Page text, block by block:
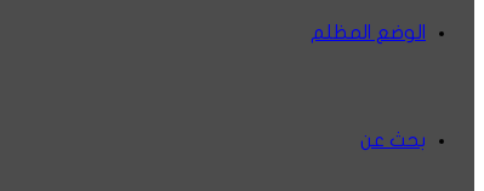
الوضع المظلم
بحث عن